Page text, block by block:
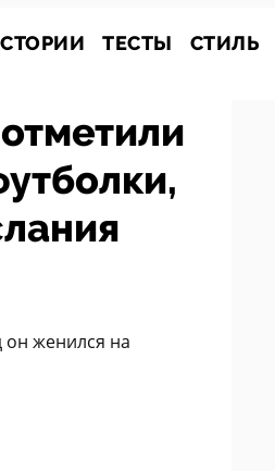
ТЕСТЫ СТИЛЬ
он женился на